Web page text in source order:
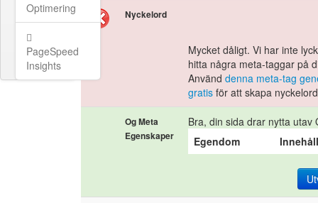
Optimering
PageSpeed
Insights
Nyckelord
Mycket dåligt. Vi har inte
hitta några meta-taggar på
Använddenna meta-tag
gratis för att skapa
Og Meta
Egenskaper
Bra, din sida drar nytta utav
Egendom